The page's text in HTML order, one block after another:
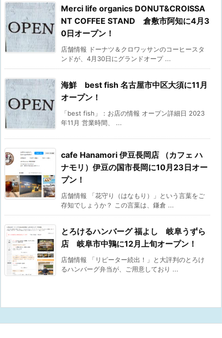
Merci life organics DONUT&CROISSA
NT COFFEE STAND 倉敷市阿知に4月3
0日オープン！
店舗情報 ドーナツ＆クロワッサンのコーヒースタ
ンドが、4月30日にグランドオープ ...
海鮮 best fish 名古屋市中区大須に11月
オープン！
「best fish」：お店の情報 オープン詳細日 2023
年11月 営業時間、 ...
cafe Hanamori 伊豆長岡店 （カフェ ハ
ナモリ）伊豆の国市長岡に10月23日オー
プン！
店舗情報 「花守り（はなもり）」という言葉をご
存知でしょうか？ この言葉は、鎌倉 ...
とろけるハンバーグ 福よし 岐阜うずら
店 岐阜市中鶉に12月上旬オープン！
店舗情報 「リピーター続出！」と大評判のとろけ
るハンバーグ弁当が、ご用意しており ...